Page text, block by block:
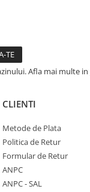
Afla mai multe in
CLIENTI
Metode de Plata
Politica de Retur
Formular de Retur
ANPC
ANPC - SAL